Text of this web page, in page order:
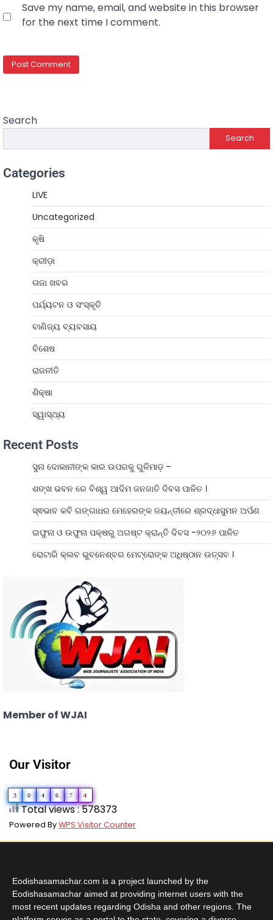
Save my name, email, and website in this browser
for the next time I comment.
Search
Search
Categories
LIVE
Uncategorized
କୃଷି
କ୍ରୀଡ଼ା
ତାଜା ଖବର
ପର୍ଯ୍ୟଟନ ଓ ସଂସ୍କୃତି
ବାଣିଜ୍ୟ ବ୍ୟବସାୟ
ବିଶେଷ
ରାଜନୀତି
ଶିକ୍ଷା
ସ୍ୱାସ୍ଥ୍ୟ
Recent Posts
ସୁନା ଦୋକାନୀଙ୍କ କାର ଉପରକୁ ଗୁଳିମାଡ଼ –
ଶଙ୍ଖ ଭବନ ରେ ବିଶ୍ୱ ଆଦିମ ଜନଜାତି ଦିବସ ପାଳିତ ।
ସ୍ଵଭାବ କବି ଗଙ୍ଗାଧର ମେହେରଙ୍କ ଜୟନ୍ତୀରେ ଶ୍ରଦ୍ଧାସୁମନ ଅର୍ପଣ
ଇଫୁନା ଓ ଉଫୁନା ପକ୍ଷରୁ ଅଗଷ୍ଟ କ୍ରାନ୍ତି ଦିବସ -୨୦୨୬ ପାଳିତ
ରୋଟାରି କ୍ଲବ ଭୁବନେଶ୍ବର ମେଟ୍ରୋଙ୍କ ଅଧିଷ୍ଠାନ ଉତ୍ସବ ।
Member of WJAI
Our Visitor
3 0 4 6 7 4
Total views : 578373
Powered ByWPS Visitor Counter
Eodishasamachar.com is a project launched by the
Eodishasamachar aimed at providing internet users with the
most recent updates regarding Odisha and other regions. The